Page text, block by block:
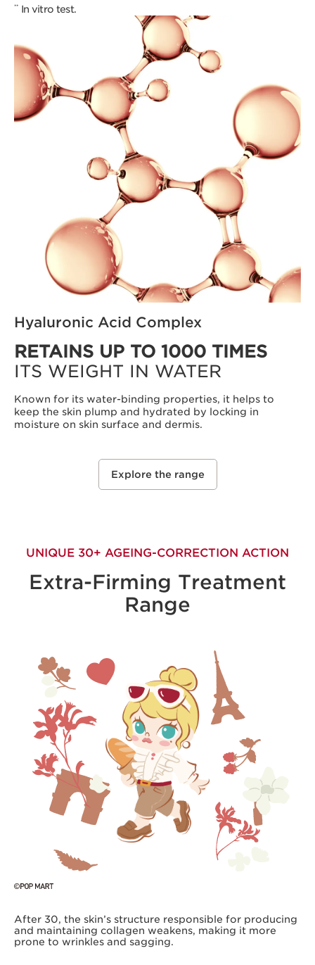
** In vitro test.
Hyaluronic Acid Complex
RETAINS UP TO 1000 TIMES
ITS WEIGHT IN WATER
Known for its water-binding properties, it helps to
keep the skin plump and hydrated by locking in
moisture on skin surface and dermis.
Explore the range
UNIQUE 30+ AGEING-CORRECTION ACTION
Extra-Firming Treatment
Range
After 30, the skin’s structure responsible for producing
and maintaining collagen weakens, making it more
prone to wrinkles and sagging.